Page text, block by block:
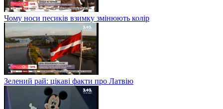
Чому носи песиків взимку змінюють колір
Зелений рай: цікаві факти про Латвію